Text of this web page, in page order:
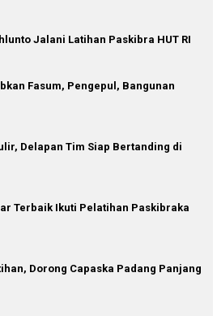
Jalani Latihan Paskibra HUT RI
Fasum, Pengepul, Bangunan
Delapan Tim Siap Bertanding di
Terbaik Ikuti Pelatihan Paskibraka
Dorong Capaska Padang Panjang